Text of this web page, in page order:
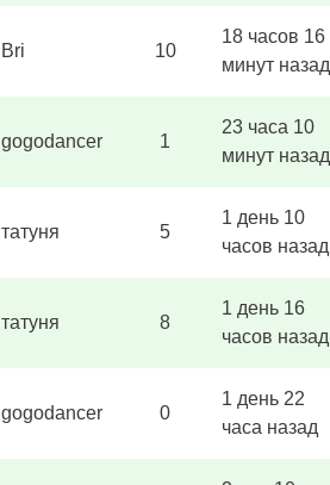
Bri 10
18 часов 16
минут назад
gogodancer 1
23 часа 10
минут назад
татуня 5
1 день 10
часов назад
татуня 8
1 день 16
часов назад
gogodancer 0
1 день 22
часа назад